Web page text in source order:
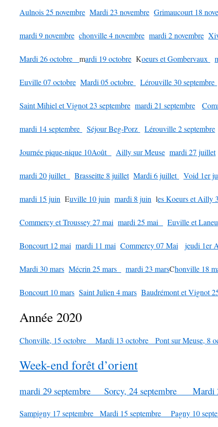
Aulnois 25 novembre Mardi 23 novembre Grimaucourt 18
mardi 9 novembre chonville 4 novembre mardi 2 novembre
Mardi 26 octobre mardi 19 octobre Koeurs et Gombervaux
Euville 07 octobre Mardi 05 octobre Lérouville 30 septembre
Saint Mihiel et Vignot 23 septembre mardi 21 septembre
mardi 14 septembre Séjour Beg-Porz Lérouville 2 septembre
Journée pique-nique 10Août Ailly sur Meuse mardi 27 juillet
mardi 20 juillet Brasseitte 8 juillet Mardi 6 juillet Void 1er
mardi 15 juin Euville 10 juin mardi 8 juin les Koeurs et Ailly
Commercy et Troussey 27 mai mardi 25 mai Euville et
Boncourt 12 mai mardi 11 mai Commercy 07 Mai jeudi 1er
Mardi 30 mars Mécrin 25 mars mardi 23 marsChonville 18
Boncourt 10 mars Saint Julien 4 mars Baudrémont et Vignot
Année 2020
Chonville, 15 octobre Mardi 13 octobre Pont sur Meuse, 8
Week-end forêt d’orient
mardi 29 septembre Sorcy, 24 septembre Mardi
Sampigny 17 septembre Mardi 15 septembre Pagny 10